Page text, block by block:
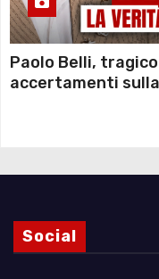
Paolo Belli,
accertamenti
Social